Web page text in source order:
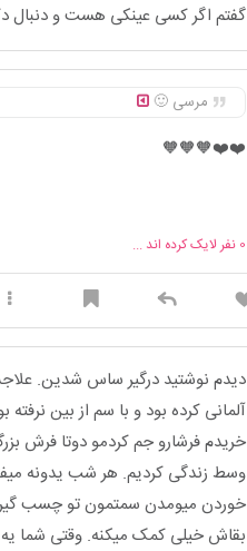
گفتم اگر کسی عینکی هست و دنبال
مرسی 🙂
❤️❤️🧡🧡🧡
0 نفر لایک کرده اند ...
دیدم نوشتید درگیر ساس شدین.
آلمانی کرده بود و با سم از بین
خریدم فرشارو جم کردمو دوتا فرش
وسط زندگی کردیم. هر شب یدونه
خوردن میومدن سمتمون تو چسب گیر
بقاش خیلی کمک میکنه. وقتی شما